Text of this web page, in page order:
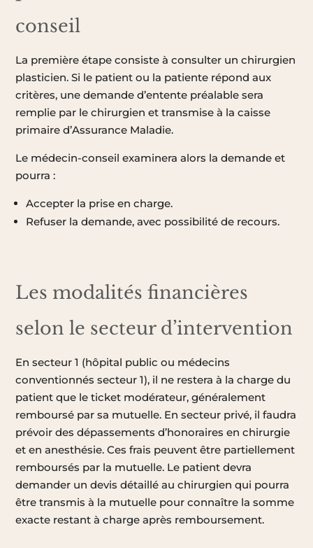
conseil
La première étape consiste à consulter un chirurgien
plasticien. Si le patient ou la patiente répond aux
critères, une demande d’entente préalable sera
remplie par le chirurgien et transmise à la caisse
primaire d’Assurance Maladie.
Le médecin-conseil examinera alors la demande et
pourra :
Accepter la prise en charge.
Refuser la demande, avec possibilité de recours.
Les modalités financières
selon le secteur d’intervention
En secteur 1 (hôpital public ou médecins
conventionnés secteur 1), il ne restera à la charge du
patient que le ticket modérateur, généralement
remboursé par sa mutuelle. En secteur privé, il faudra
prévoir des dépassements d’honoraires en chirurgie
et en anesthésie. Ces frais peuvent être partiellement
remboursés par la mutuelle. Le patient devra
demander un devis détaillé au chirurgien qui pourra
être transmis à la mutuelle pour connaître la somme
exacte restant à charge après remboursement.